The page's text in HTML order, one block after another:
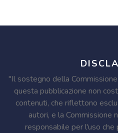
"Il sostegno della
questa pubblicazione non
contenuti, che riflettono
autori, e la Commissione
responsabile per l'uso